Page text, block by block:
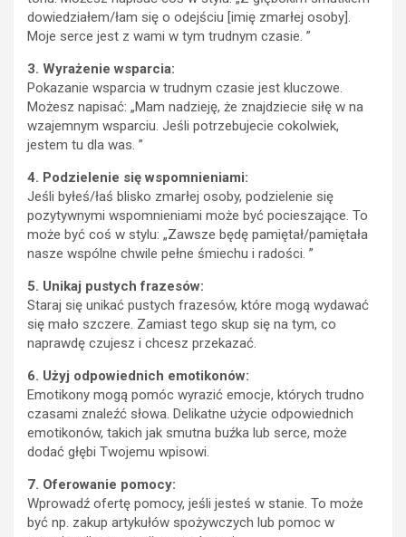
dowiedziałem/łam się o odejściu [imię zmarłej osoby].
Moje serce jest z wami w tym trudnym czasie. ”
3. Wyrażenie wsparcia:
Pokazanie wsparcia w trudnym czasie jest kluczowe.
Możesz napisać: „Mam nadzieję, że znajdziecie siłę w na
wzajemnym wsparciu. Jeśli potrzebujecie cokolwiek,
jestem tu dla was. ”
4. Podzielenie się wspomnieniami:
Jeśli byłeś/łaś blisko zmarłej osoby, podzielenie się
pozytywnymi wspomnieniami może być pocieszające. To
może być coś w stylu: „Zawsze będę pamiętał/pamiętała
nasze wspólne chwile pełne śmiechu i radości. ”
5. Unikaj pustych frazesów:
Staraj się unikać pustych frazesów, które mogą wydawać
się mało szczere. Zamiast tego skup się na tym, co
naprawdę czujesz i chcesz przekazać.
6. Użyj odpowiednich emotikonów:
Emotikony mogą pomóc wyrazić emocje, których trudno
czasami znaleźć słowa. Delikatne użycie odpowiednich
emotikonów, takich jak smutna buźka lub serce, może
dodać głębi Twojemu wpisowi.
7. Oferowanie pomocy:
Wprowadź ofertę pomocy, jeśli jesteś w stanie. To może
być np. zakup artykułów spożywczych lub pomoc w